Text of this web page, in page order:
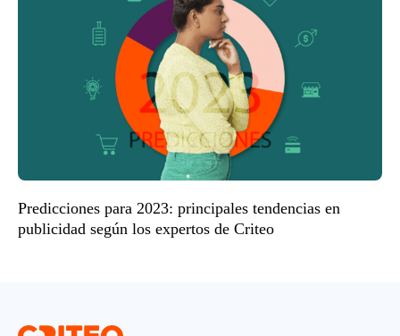
Predicciones para 2023: principales tendencias en
publicidad según los expertos de Criteo